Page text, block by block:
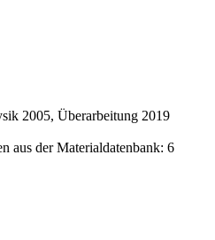
2005, Überarbeitung 2019
aus der Materialdatenbank: 6